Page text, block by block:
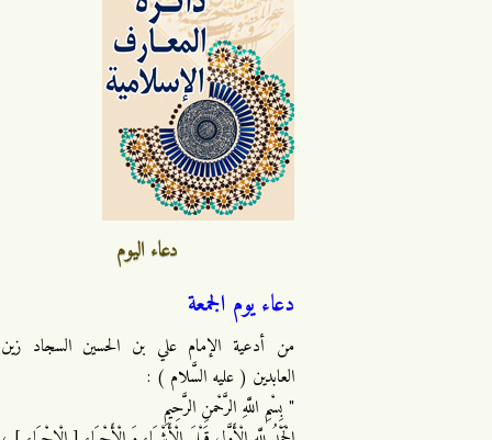
دعاء اليوم
دعاء يوم الجمعة
من أدعية الإمام علي بن الحسين السجاد زين
العابدين ( عليه السَّلام ) :
" بِسْمِ اللَّهِ الرَّحْمنِ الرَّحِيمِ